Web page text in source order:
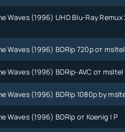
Waves (1996) UHD Blu-Ray Remux
Waves (1996) BDRip 720p от msltel
Waves (1996) BDRip-AVC от msltel
Waves (1996) BDRip 1080p by
Waves (1996) BDRip от Koenig | P